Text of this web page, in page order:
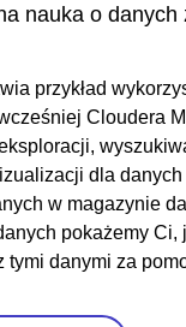
nauka o danych
przykład
Cloudera
dla danych
w magazynie
pokażemy Ci,
tymi danymi za